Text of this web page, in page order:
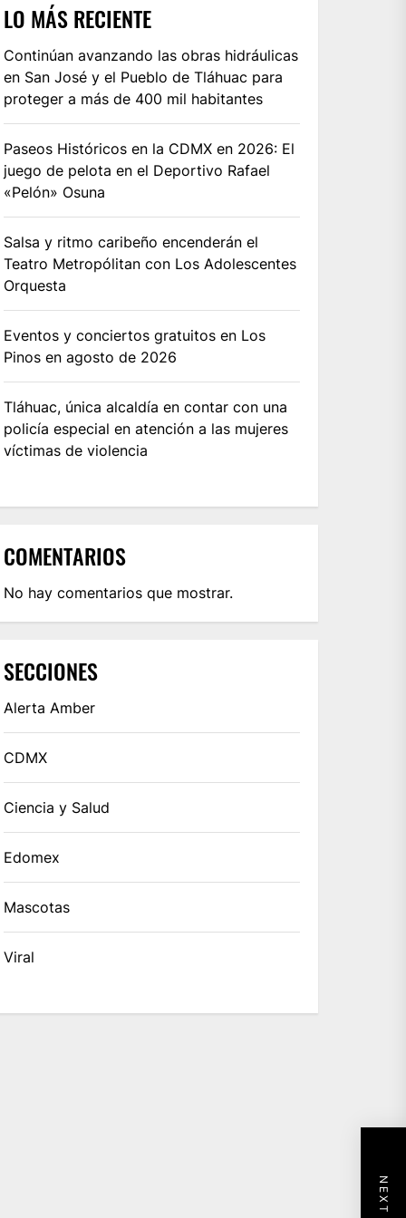
LO MÁS RECIENTE
Continúan avanzando las obras hidráulicas
en San José y el Pueblo de Tláhuac para
proteger a más de 400 mil habitantes
Paseos Históricos en la CDMX en 2026: El
juego de pelota en el Deportivo Rafael
«Pelón» Osuna
Salsa y ritmo caribeño encenderán el
Teatro Metropólitan con Los Adolescentes
Orquesta
Eventos y conciertos gratuitos en Los
Pinos en agosto de 2026
Tláhuac, única alcaldía en contar con una
policía especial en atención a las mujeres
víctimas de violencia
COMENTARIOS
No hay comentarios que mostrar.
SECCIONES
Alerta Amber
CDMX
Ciencia y Salud
Edomex
Mascotas
Viral